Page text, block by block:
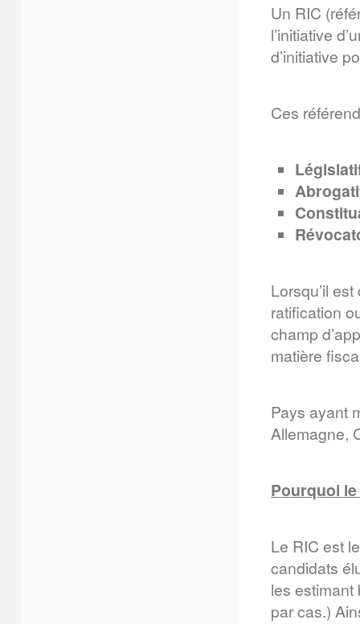
Un RIC
l’initiative
d’initiative
Ces
Lorsqu’il
ratification
champ
matière
Pays ayant
Allemagne,
Pourquoi le
Le RIC est
candidats
les
par cas.)